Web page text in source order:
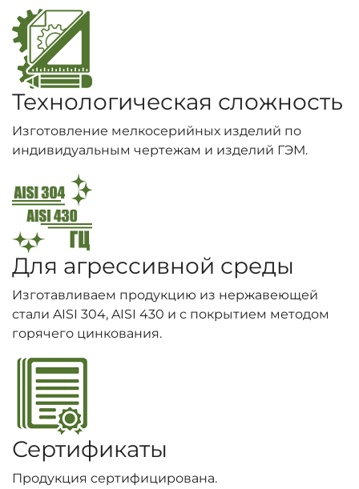
Технологическая сложность
Изготовление мелкосерийных изделий по
индивидуальным чертежам и изделий ГЭМ.
Для агрессивной среды
Изготавливаем продукцию из нержавеющей
стали AISI 304, AISI 430 и с покрытием методом
горячего цинкования.
Сертификаты
Продукция сертифицирована.